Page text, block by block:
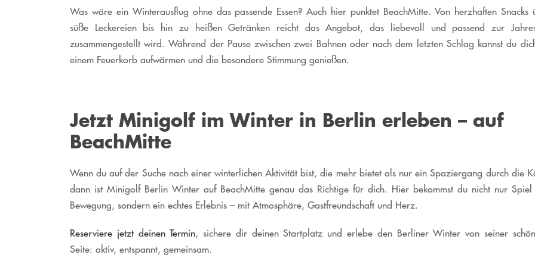
Was wäre ein Winterausflug ohne das passende Essen? Auch hier punktet BeachMitte. Von herzhaften Snacks
süße Leckereien bis hin zu heißen Getränken reicht das Angebot, das liebevoll und passend zur
zusammengestellt wird. Während der Pause zwischen zwei Bahnen oder nach dem letzten Schlag kannst du
einem Feuerkorb aufwärmen und die besondere Stimmung genießen.
Jetzt Minigolf im Winter in Berlin erleben – auf
BeachMitte
Wenn du auf der Suche nach einer winterlichen Aktivität bist, die mehr bietet als nur ein Spaziergang durch die
dann ist Minigolf Berlin Winter auf BeachMitte genau das Richtige für dich. Hier bekommst du nicht nur Spiel
Bewegung, sondern ein echtes Erlebnis – mit Atmosphäre, Gastfreundschaft und Herz.
Reserviere jetzt deinen Termin, sichere dir deinen Startplatz und erlebe den Berliner Winter von seiner
Seite: aktiv, entspannt, gemeinsam.